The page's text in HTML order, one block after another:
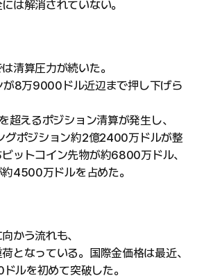
は解消されていない。
清算圧力が続いた。
が8万9000ドル近辺まで押し下げら
超えるポジション清算が発生し、
グポジション約2億2400万ドルが整
ットコイン先物が約6800万ドル、
4500万ドルを占めた。
かう流れも、
となっている。国際金価格は最近、
ルを初めて突破した。